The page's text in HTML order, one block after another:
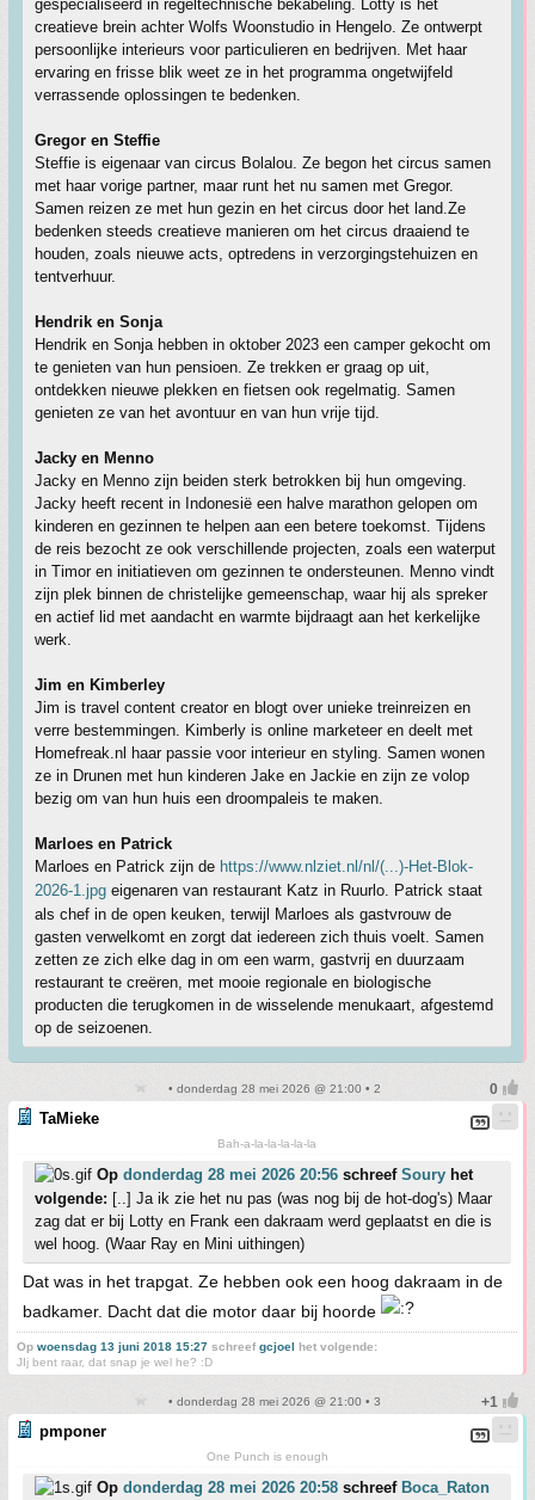
gespecialiseerd in regeltechnische bekabeling. Lotty is het
creatieve brein achter Wolfs Woonstudio in Hengelo. Ze ontwerpt
persoonlijke interieurs voor particulieren en bedrijven. Met haar
ervaring en frisse blik weet ze in het programma ongetwijfeld
verrassende oplossingen te bedenken.
Gregor en Steffie
Steffie is eigenaar van circus Bolalou. Ze begon het circus samen
met haar vorige partner, maar runt het nu samen met Gregor.
Samen reizen ze met hun gezin en het circus door het land.Ze
bedenken steeds creatieve manieren om het circus draaiend te
houden, zoals nieuwe acts, optredens in verzorgingstehuizen en
tentverhuur.
Hendrik en Sonja
Hendrik en Sonja hebben in oktober 2023 een camper gekocht om
te genieten van hun pensioen. Ze trekken er graag op uit,
ontdekken nieuwe plekken en fietsen ook regelmatig. Samen
genieten ze van het avontuur en van hun vrije tijd.
Jacky en Menno
Jacky en Menno zijn beiden sterk betrokken bij hun omgeving.
Jacky heeft recent in Indonesië een halve marathon gelopen om
kinderen en gezinnen te helpen aan een betere toekomst. Tijdens
de reis bezocht ze ook verschillende projecten, zoals een waterput
in Timor en initiatieven om gezinnen te ondersteunen. Menno vindt
zijn plek binnen de christelijke gemeenschap, waar hij als spreker
en actief lid met aandacht en warmte bijdraagt aan het kerkelijke
werk.
Jim en Kimberley
Jim is travel content creator en blogt over unieke treinreizen en
verre bestemmingen. Kimberly is online marketeer en deelt met
Homefreak.nl haar passie voor interieur en styling. Samen wonen
ze in Drunen met hun kinderen Jake en Jackie en zijn ze volop
bezig om van hun huis een droompaleis te maken.
Marloes en Patrick
Marloes en Patrick zijn de https://www.nlziet.nl/nl/(...)-Het-Blok-
2026-1.jpg eigenaren van restaurant Katz in Ruurlo. Patrick staat
als chef in de open keuken, terwijl Marloes als gastvrouw de
gasten verwelkomt en zorgt dat iedereen zich thuis voelt. Samen
zetten ze zich elke dag in om een warm, gastvrij en duurzaam
restaurant te creëren, met mooie regionale en biologische
producten die terugkomen in de wisselende menukaart, afgestemd
op de seizoenen.
• donderdag 28 mei 2026 @ 21:00 • 2
TaMieke
Bah-a-la-la-la-la-la
Op donderdag 28 mei 2026 20:56 schreef Soury het
volgende: [..] Ja ik zie het nu pas (was nog bij de hot-dog's) Maar
zag dat er bij Lotty en Frank een dakraam werd geplaatst en die is
wel hoog. (Waar Ray en Mini uithingen)
Dat was in het trapgat. Ze hebben ook een hoog dakraam in de
badkamer. Dacht dat die motor daar bij hoorde
Op woensdag 13 juni 2018 15:27 schreefgcjoel het volgende:
JIj bent raar, dat snap je wel he? :D
• donderdag 28 mei 2026 @ 21:00 • 3
pmponer
One Punch is enough
Op donderdag 28 mei 2026 20:58 schreef Boca_Raton